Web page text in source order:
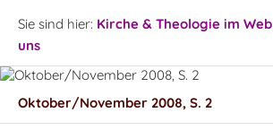
Sie sind hier: Kirche & Theologie im Web
uns
Oktober/November 2008, S. 2